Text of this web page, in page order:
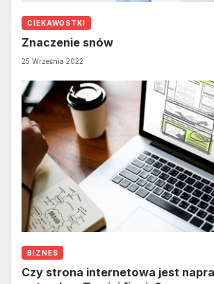
CIEKAWOSTKI
Znaczenie snów
25 Września 2022
BIZNES
Czy strona internetowa jest